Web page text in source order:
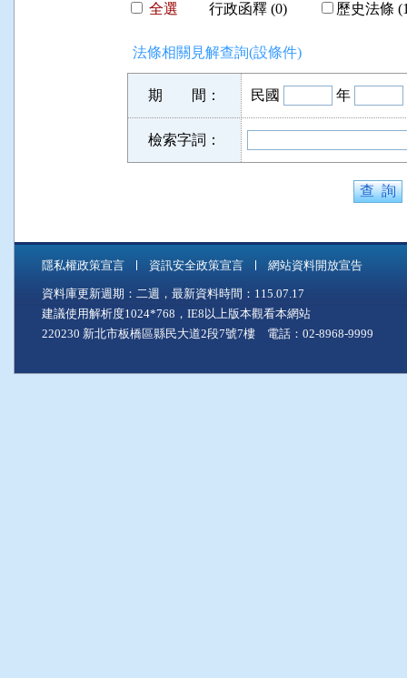
全選 行政函釋 (0) 歷史法條
法條相關見解查詢(設條件)
期 間： 民國 年
檢索字詞：
隱私權政策宣言 資訊安全政策宣言 網站資料開放宣告
資料庫更新週期：二週，最新資料時間：115.07.17
建議使用解析度1024*768，IE8以上版本觀看本網站
220230 新北市板橋區縣民大道2段7號7樓 電話：02-8968-9999